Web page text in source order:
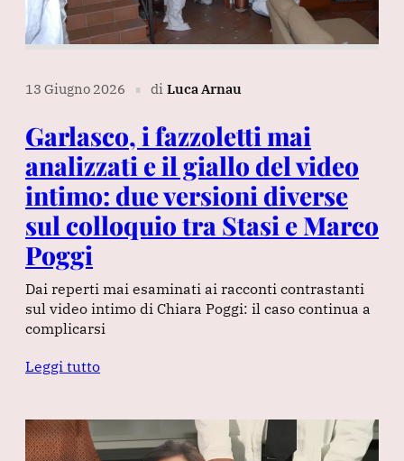
13 Giugno 2026 ∎ di Luca Arnau
Garlasco, i fazzoletti mai
analizzati e il giallo del video
intimo: due versioni diverse
sul colloquio tra Stasi e Marco
Poggi
Dai reperti mai esaminati ai racconti contrastanti
sul video intimo di Chiara Poggi: il caso continua a
complicarsi
Leggi tutto